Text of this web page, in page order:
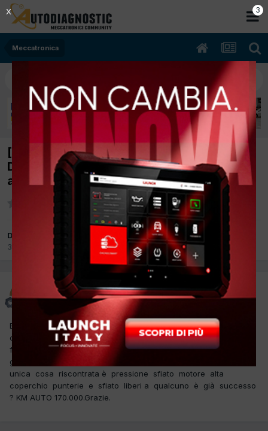
Meccatronica
[audi a4 avant 06/2007 1968cc bpw 103Kw
Diesel] trafilamento olio motore turbina lato
aspirazione e scarico.
Da f.m.autoriparazioni
3 Marzo 2014
Meccatronica
f.m.autoriparazioni
Inviato 3 Marzo 2014
Buongiorno a tutti colleghi mi è entrata in officina questa
car con il problema che entra olio nella turbina con
fuoriuscita sia lato scarico e aspirazione premetto turbina
già sostituita non da me ma controllata e risulta a posto,
unica cosa riscontrata è pressione sfiato motore alta
coperchio punterie e sfiato liberi a qualcuno è già successo
? KM AUTO 170.000.Grazie.
2
X